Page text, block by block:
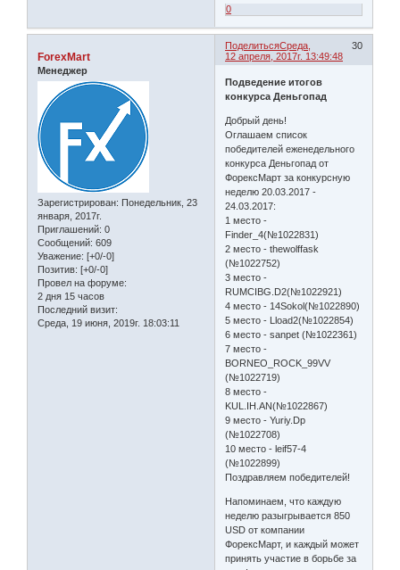
0
Поделиться 30
Среда,
12 апреля, 2017г. 13:49:48
ForexMart
Менеджер
Зарегистрирован: Понедельник, 23
января, 2017г.
Приглашений: 0
Сообщений: 609
Уважение: [+0/-0]
Позитив: [+0/-0]
Провел на форуме:
2 дня 15 часов
Последний визит:
Среда, 19 июня, 2019г. 18:03:11
Подведение итогов
конкурса Деньгопад
Добрый день!
Оглашаем список
победителей еженедельного
конкурса Деньгопад от
ФорексМарт за конкурсную
неделю 20.03.2017 -
24.03.2017:
1 место -
Finder_4(№1022831)
2 место - thewolffask
(№1022752)
3 место -
RUMCIBG.D2(№1022921)
4 место - 14Sokol(№1022890)
5 место - Lload2(№1022854)
6 место - sanpet (№1022361)
7 место -
BORNEO_ROCK_99VV
(№1022719)
8 место -
KUL.IH.AN(№1022867)
9 место - Yuriy.Dp
(№1022708)
10 место - leif57-4
(№1022899)
Поздравляем победителей!
Напоминаем, что каждую
неделю разыгрывается 850
USD от компании
ФорексМарт, и каждый может
принять участие в борьбе за